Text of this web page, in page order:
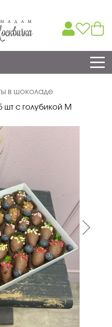
в шоколаде
шт с голубикой М